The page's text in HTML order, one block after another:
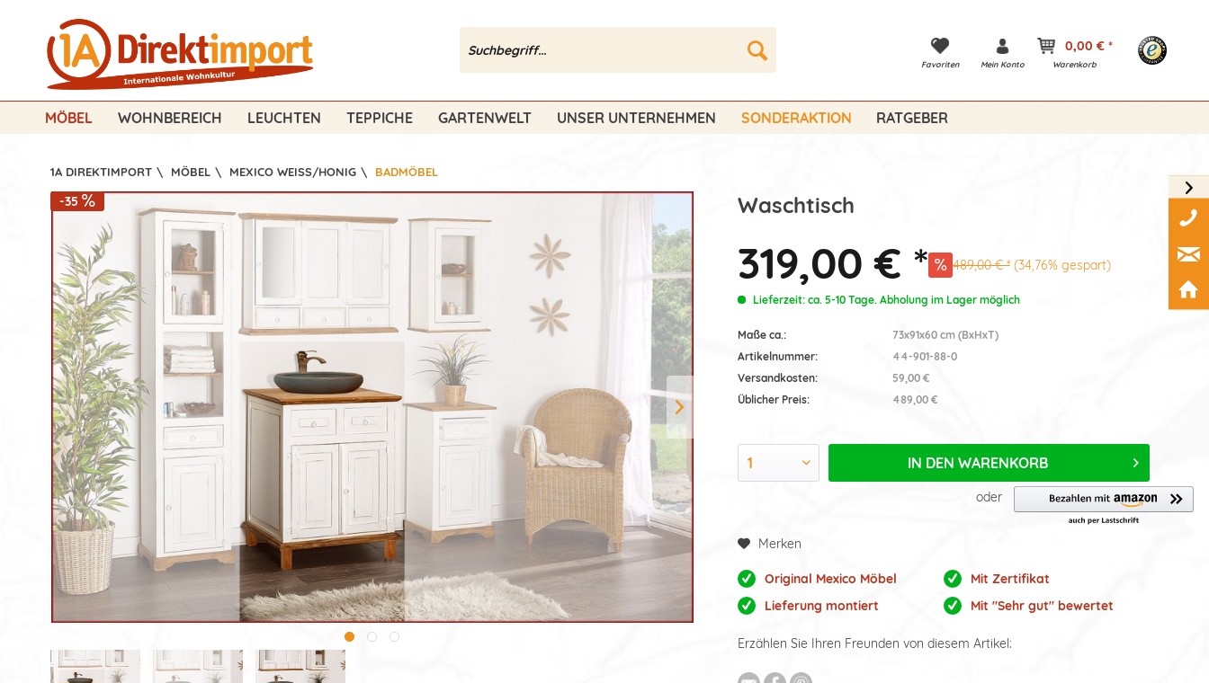
Favoriten Mein Konto
0,00 € *
Warenkorb
MÖBEL WOHNBEREICH LEUCHTEN TEPPICHE GARTENWELT UNSER UNTERNEHMEN SONDERAKTION RATGEBER
1A DIREKTIMPORT \ MÖBEL \ MEXICO WEISS/HONIG \ BADMÖBEL
-35 Waschtisch
319,00 € * 489,00 € * (34,76% gespart)
Lieferzeit: ca. 5-10 Tage. Abholung im Lager möglich
Maße ca.:
73x91x60 cm (BxHxT)
Artikelnummer:
44-901-88-0
Versandkosten:
59,00 €
Üblicher Preis:
489,00 €
IN DEN WARENKORB
oder
Merken
Original Mexico Möbel
Mit Zertifikat
Lieferung montiert
Mit "Sehr gut" bewertet
Erzählen Sie Ihren Freunden von diesem Artikel: